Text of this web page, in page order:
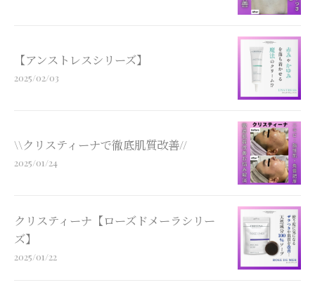
【アンストレスシリーズ】
2025/02/03
\\クリスティーナで徹底肌質改善//
2025/01/24
クリスティーナ【ローズドメーラシリー
ズ】
2025/01/22